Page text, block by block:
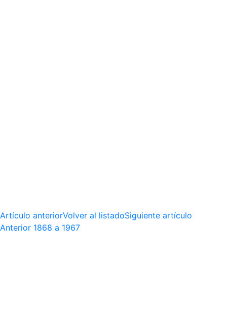
Artículo anteriorVolver al listadoSiguiente artículo
Anterior 1868 a 1967